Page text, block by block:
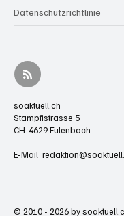
Datenschutzrichtlinie
soaktuell.ch
Stampfistrasse 5
CH-4629 Fulenbach
E-Mail:
© 2010 - 2026 by